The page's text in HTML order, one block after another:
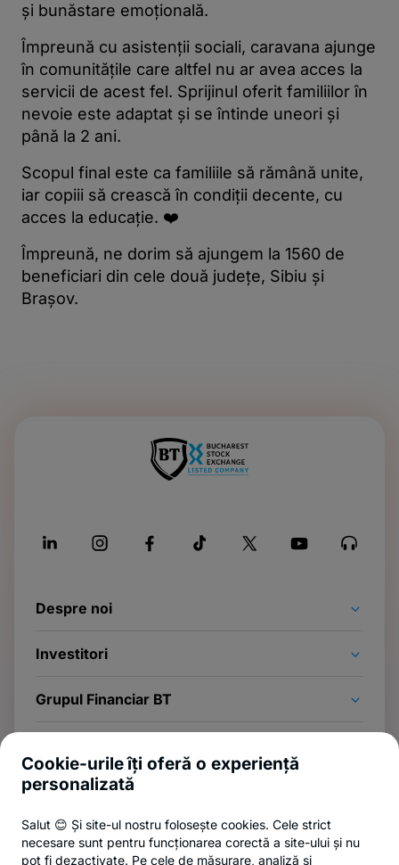
și bunăstare emoțională.
Împreună cu asistenții sociali, caravana ajunge
în comunitățile care altfel nu ar avea acces la
servicii de acest fel. Sprijinul oferit familiilor în
nevoie este adaptat și se întinde uneori și
până la 2 ani.
Scopul final este ca familiile să rămână unite,
iar copiii să crească în condiții decente, cu
acces la educație. ❤️
Împreună, ne dorim să ajungem la 1560 de
beneficiari din cele două județe, Sibiu și
Brașov.
Despre noi
Investitori
Grupul Financiar BT
Abonează-te la newsletter
Și afli primul noutățile de pe Newsroom & Blogul BT.
Cookie-urile îți oferă o experiență
personalizată
Salut 😊 Și site-ul nostru folosește cookies. Cele strict
necesare sunt pentru funcționarea corectă a site-ului și nu
pot fi dezactivate. Pe cele de măsurare, analiză și